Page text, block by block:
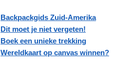
Backpackgids Zuid-Amerika
Dit moet je niet vergeten!
Boek een unieke trekking
Wereldkaart op canvas winnen?